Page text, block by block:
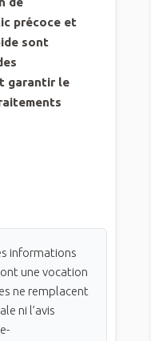
précoce et
sont
garantir le
informations
une vocation
ne remplacent
ni l’avis